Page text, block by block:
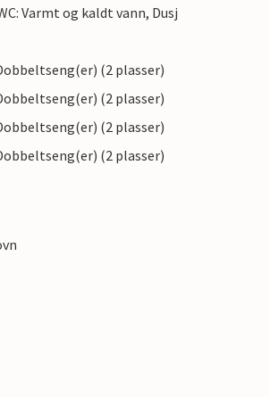
Varmt og kaldt vann, Dusj
(2 plasser)
(2 plasser)
(2 plasser)
(2 plasser)